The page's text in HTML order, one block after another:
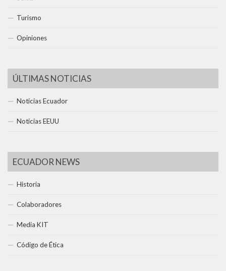
Turismo
Opiniones
ÚLTIMAS NOTICIAS
Noticias Ecuador
Noticias EEUU
ECUADOR NEWS
Historia
Colaboradores
Media KIT
Código de Ética